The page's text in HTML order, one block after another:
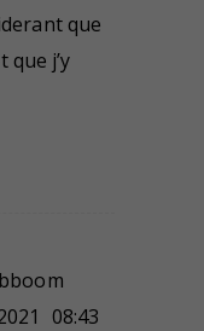
que
j’y
08:43